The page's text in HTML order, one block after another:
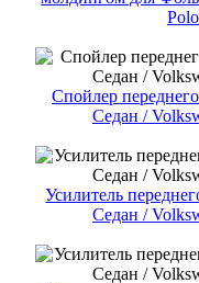
Спойлер
Cедан /
Усилитель
Cедан /